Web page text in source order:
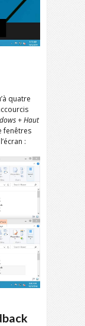
quatre
+ Haut
fenêtres
: